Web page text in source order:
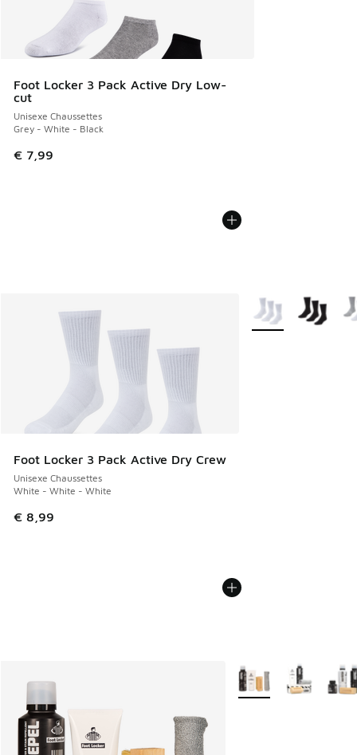
Foot Locker 3 Pack Active Dry Low-
cut
Unisexe Chaussettes
Grey - White - Black
€ 7,99
Foot Locker 3 Pack Active Dry Crew
Unisexe Chaussettes
White - White - White
€ 8,99
Plus de couleurs
Plus de couleurs